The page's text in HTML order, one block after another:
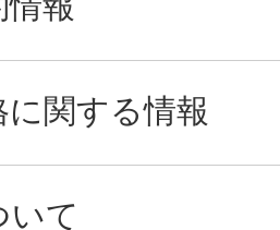
関する情報
いて